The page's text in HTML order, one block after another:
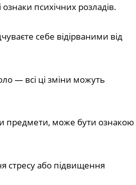
психічних розладів.
себе відірваними від
— всі ці зміни можуть
предмети, може бути ознакою
стресу або підвищення